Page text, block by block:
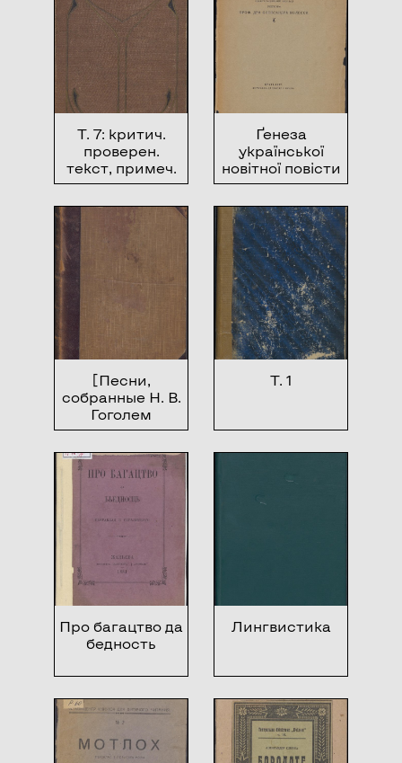
Т. 7: критич.
проверен.
текст, примеч.
варианты,
биография,
автора, его
портр. и факс.,
худож. прил.
Ґенеза
української
новітної повісти
[Песни,
собранные Н. В.
Гоголем
Т. 1
Про багацтво да
бедность
Лингвистика